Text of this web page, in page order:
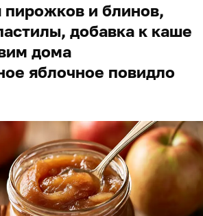
пирожков и блинов,
добавка к каше
дома
яблочное повидло